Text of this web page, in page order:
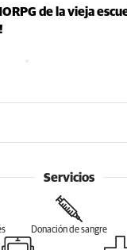
de la vieja
Servicios
Donación de sangre